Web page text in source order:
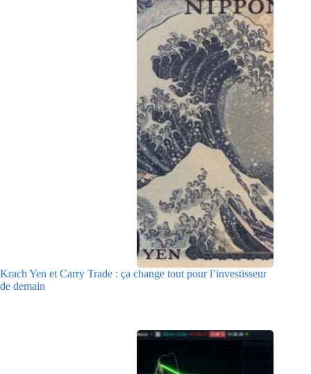
Krach Yen et Carry Trade : ça change tout pour l’investisseur
de demain